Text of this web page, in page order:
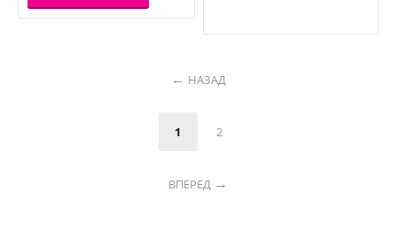
НАЗАД
1 2
ВПЕРЕД